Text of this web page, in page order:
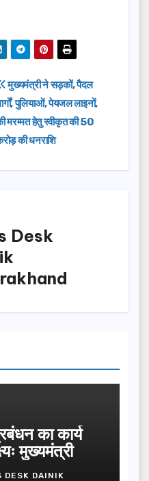
मुख्यमंत्री ने सड़कों, पैदल
पुलियाओं, पेयजल लाइनों,
मरम्मत हेतु स्वीकृत की 50
की धनराशि
Desk
का कार्य
मुख्यमंत्री
DESK DAINIK